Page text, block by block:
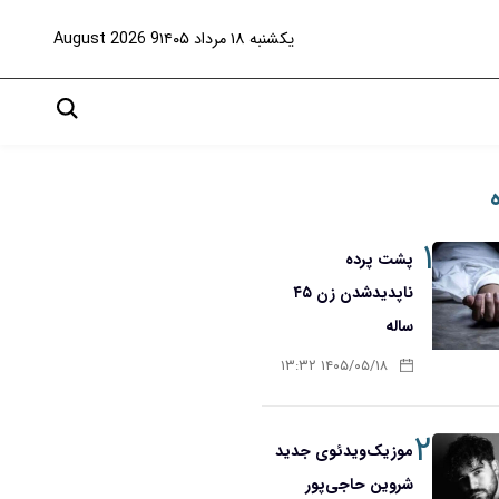
یکشنبه ۱۸ مرداد ۱۴۰۵ 9 August 2026
۱ پشت پرده
ناپدیدشدن زن ۴۵
ساله
۱۴۰۵/۰۵/۱۸ ۱۳:۳۲
۲موزیک‌ویدئوی جدید
شروین حاجی‌پور